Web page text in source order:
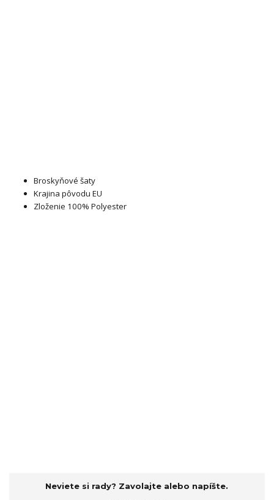
Broskyňové šaty
Krajina pôvodu EU
Zloženie 100% Polyester
Neviete si rady? Zavolajte alebo napíšte.